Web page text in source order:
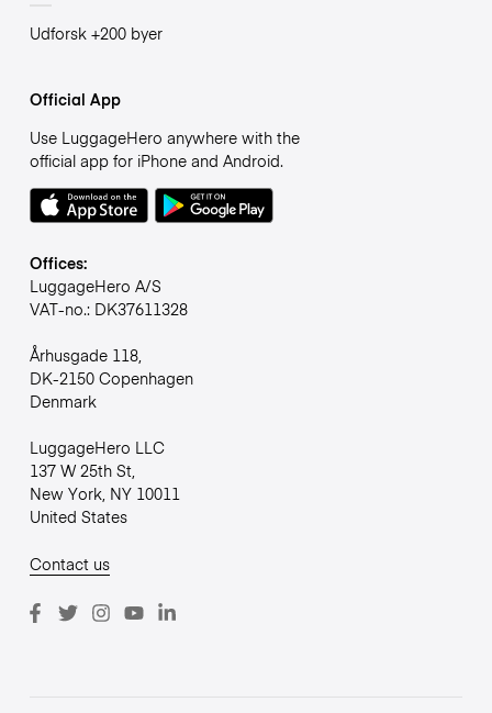
Udforsk +200 byer
Official App
Use LuggageHero anywhere with the
official app for iPhone and Android.
Offices:
LuggageHero A/S
VAT-no.: DK37611328
Århusgade 118,
DK-2150 Copenhagen
Denmark
LuggageHero LLC
137 W 25th St,
New York, NY 10011
United States
Contact us